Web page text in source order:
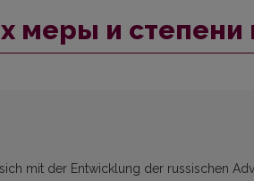
меры и степени
mit der Entwicklung der russischen